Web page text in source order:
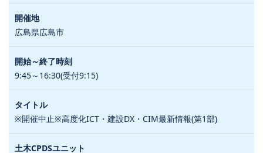
広島県広島市
9:45～16:30(受付9:15)
※開催中止※高度化ICT・建設DX・CIM最新情報(第1部)